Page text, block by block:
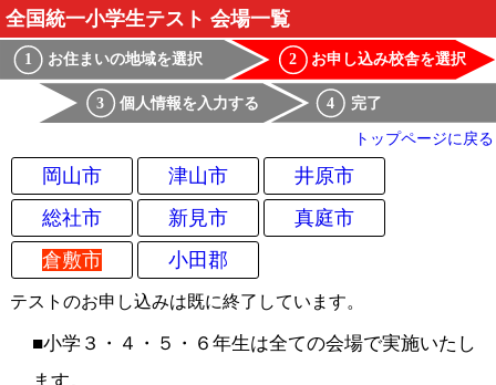
全国統一小学生テスト 会場一覧
3 個人情報を入力する
1 お住まいの地域を選択
4 完了
2 お申し込み校舎を選択
トップページに戻る
岡山市 津山市
井原市
総社市
新見市
真庭市
倉敷市
小田郡
テストのお申し込みは既に終了しています。
■小学３・４・５・６年生は全ての会場で実施いたし
ます。